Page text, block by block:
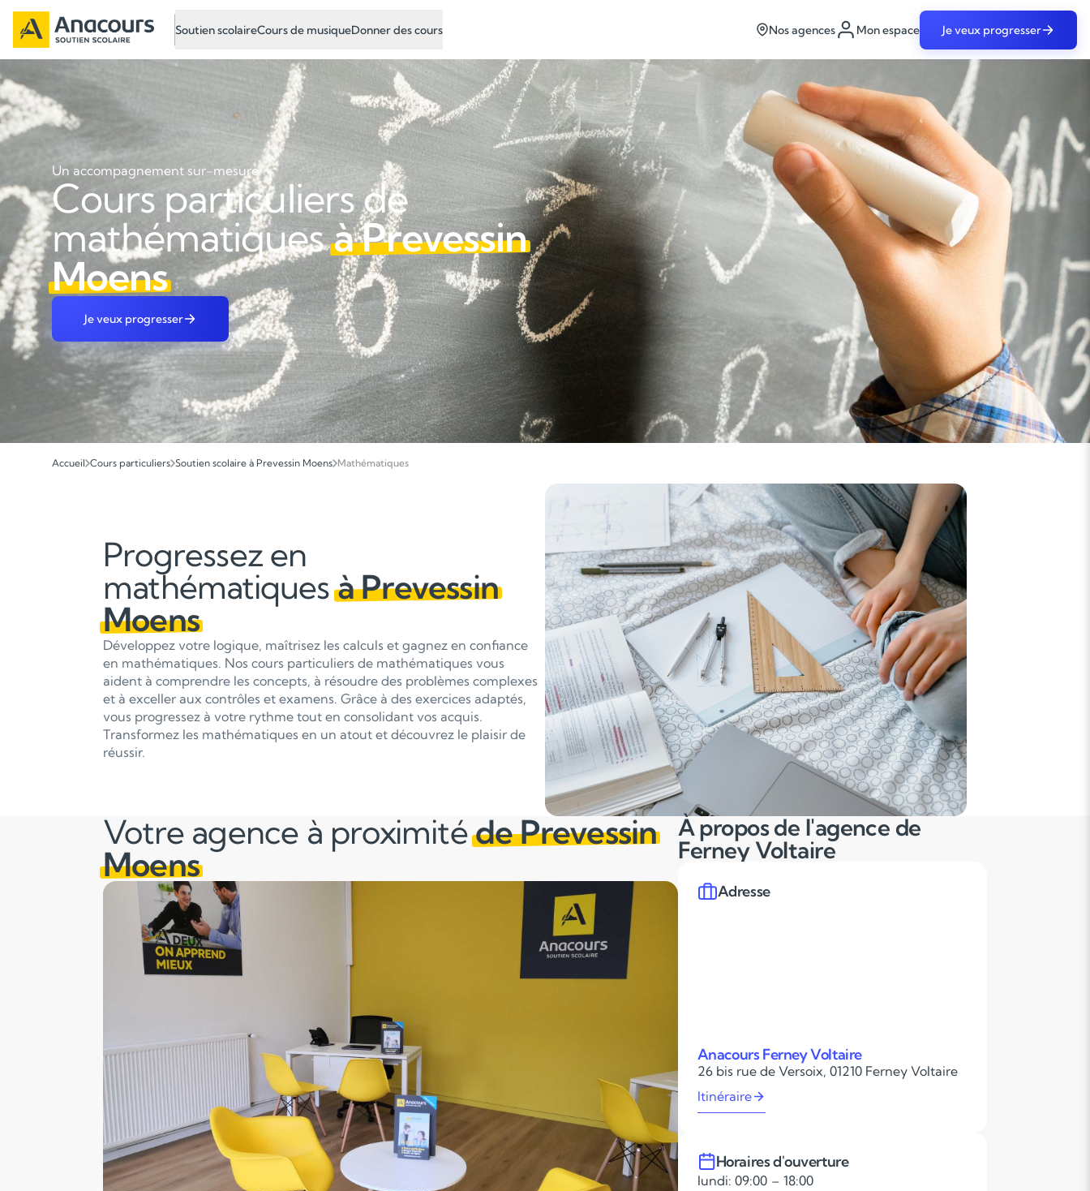
Soutien scolaireCours de musiqueDonner des cours Nos agences Mon espace Je veux progresser
Un accompagnement sur-mesure
Cours particuliers de
mathématiquesà Prevessin
Moens
Je veux progresser
Accueil Cours particuliers Soutien scolaire à Prevessin Moens Mathématiques
Progressez en
mathématiquesà Prevessin
Moens
Développez votre logique, maîtrisez les calculs et gagnez en confiance
en mathématiques. Nos cours particuliers de mathématiques vous
aident à comprendre les concepts, à résoudre des problèmes complexes
et à exceller aux contrôles et examens. Grâce à des exercices adaptés,
vous progressez à votre rythme tout en consolidant vos acquis.
Transformez les mathématiques en un atout et découvrez le plaisir de
réussir.
Votre agence à proximitéde Prevessin
Moens
À propos de l'agence de
Ferney Voltaire
Adresse
Anacours Ferney Voltaire
26 bis rue de Versoix, 01210 Ferney Voltaire
Itinéraire
Horaires d'ouverture
lundi: 09:00 – 18:00